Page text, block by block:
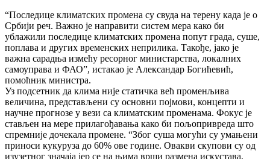
“Последице климатских промена су свуда на терену када је о
Србији реч. Важно је направити систем мера како би
ублажили последице климатских промена попут града, суше,
поплава и других временских неприлика. Такође, јако је
важна сарадња измећу ресорног министарства, локалних
самоуправа и ФАО”, истакао је Александар Богићевић,
помоћник министра.
Уз подсетник да клима није статичка већ променљива
величина, представљени су основни појмови, концепти и
научне прогнозе у вези са климатским променама. Фокус је
стављен на мере прилагођавања како би пољопривреда што
спремније дочекала промене. “Због суша могући су умањени
приноси кукуруза до 60% ове године. Овакви скупови су од
изузетног значаја јер се на њима врши размена искустава,